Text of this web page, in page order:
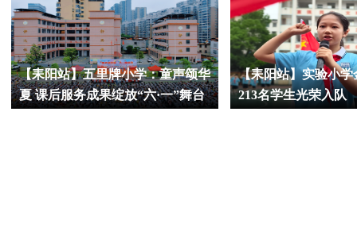
【耒阳站】五里牌小学：童声颂华
夏 课后服务成果绽放“六·一”舞台
【耒阳站】实验小学
213名学生光荣入队